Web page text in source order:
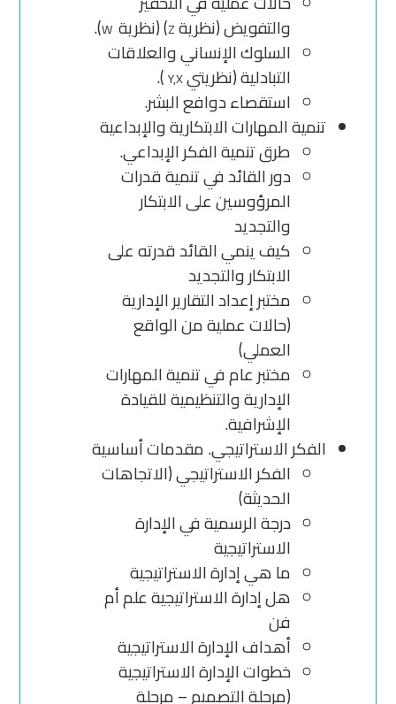
والتفويض (نظريةZ) (نظرية W
).
السلوك الإنساني والعلاقات
التبادلية (نظريتيY,X
).
استقصاء دوافع البشر.
تنمية المهارات الابتكارية والإبداعية
طرق تنمية الفكر الإبداعي.
دور القائد في تنمية قدرات
المرؤوسين على الابتكار
والتجديد
كيف ينمي القائد قدرته على
الابتكار والتجديد
مختبر إعداد التقارير الإدارية
(حالات عملية من الواقع
العملي)
مختبر عام في تنمية المهارات
الإدارية والتنظيمية للقيادة
الإشرافية.
الفكر الاستراتيجي. مقدمات أساسية
الفكر الاستراتيجي (الاتجاهات
الحديثة)
درجة الرسمية في الإدارة
الاستراتيجية
ما هي إدارة الاستراتيجية
هل إدارة الاستراتيجية علم أم
فن
أهداف الإدارة الاستراتيجية
خطوات الإدارة الاستراتيجية
(مرحلة التصميم – مرحلة